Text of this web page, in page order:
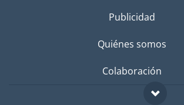
Publicidad
Quiénes somos
Colaboración